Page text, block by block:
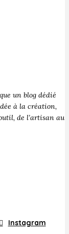
un blog dédié
à la création,
de l’artisan au
Instagram